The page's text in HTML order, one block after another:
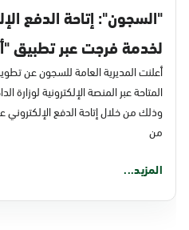
"السجون": إتاحة الدفع
لخدمة فرجت عبر تطبيق
أعلنت المديرية العامة للسجون عن
المتاحة عبر المنصة الإلكترونية لوزارة
وذلك من خلال إتاحة الدفع الإلكتروني
من
المزيد...